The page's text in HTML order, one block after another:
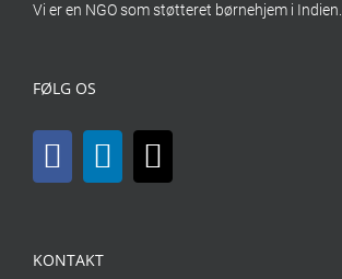
Vi er en NGO som støtteret børnehjem i Indien.
FØLG OS
KONTAKT